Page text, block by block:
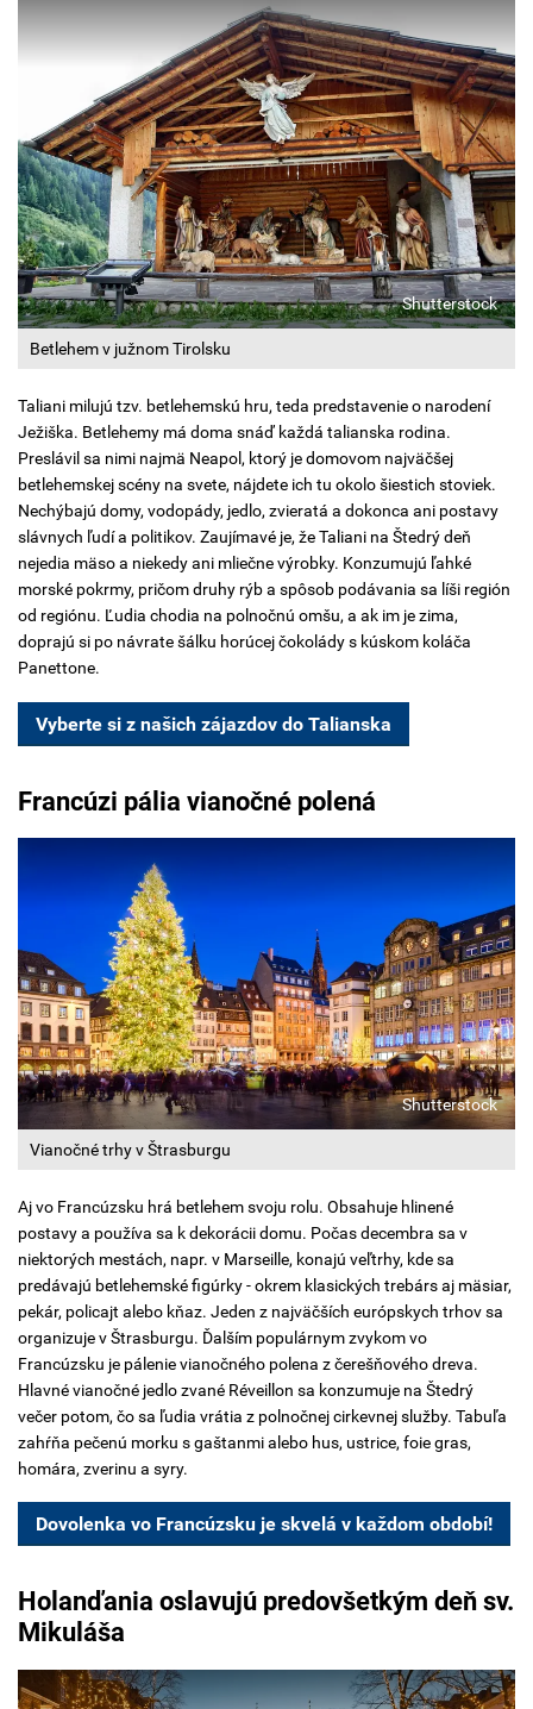
Betlehem v južnom Tirolsku
Shutterstock
Taliani milujú tzv. betlehemskú hru, teda predstavenie o narodení
Ježiška. Betlehemy má doma snáď každá talianska rodina.
Preslávil sa nimi najmä Neapol, ktorý je domovom najväčšej
betlehemskej scény na svete, nájdete ich tu okolo šiestich stoviek.
Nechýbajú domy, vodopády, jedlo, zvieratá a dokonca ani postavy
slávnych ľudí a politikov. Zaujímavé je, že Taliani na Štedrý deň
nejedia mäso a niekedy ani mliečne výrobky. Konzumujú ľahké
morské pokrmy, pričom druhy rýb a spôsob podávania sa líši región
od regiónu. Ľudia chodia na polnočnú omšu, a ak im je zima,
doprajú si po návrate šálku horúcej čokolády s kúskom koláča
Panettone.
Vyberte si z našich zájazdov do Talianska
Francúzi pália vianočné polená
Vianočné trhy v Štrasburgu
Shutterstock
Aj vo Francúzsku hrá betlehem svoju rolu. Obsahuje hlinené
postavy a používa sa k dekorácii domu. Počas decembra sa v
niektorých mestách, napr. v Marseille, konajú veľtrhy, kde sa
predávajú betlehemské figúrky - okrem klasických trebárs aj mäsiar,
pekár, policajt alebo kňaz. Jeden z najväčších európskych trhov sa
organizuje v Štrasburgu. Ďalším populárnym zvykom vo
Francúzsku je pálenie vianočného polena z čerešňového dreva.
Hlavné vianočné jedlo zvané Réveillon sa konzumuje na Štedrý
večer potom, čo sa ľudia vrátia z polnočnej cirkevnej služby. Tabuľa
zahŕňa pečenú morku s gaštanmi alebo hus, ustrice, foie gras,
homára, zverinu a syry.
Dovolenka vo Francúzsku je skvelá v každom období!
Holanďania oslavujú predovšetkým deň sv.
Mikuláša